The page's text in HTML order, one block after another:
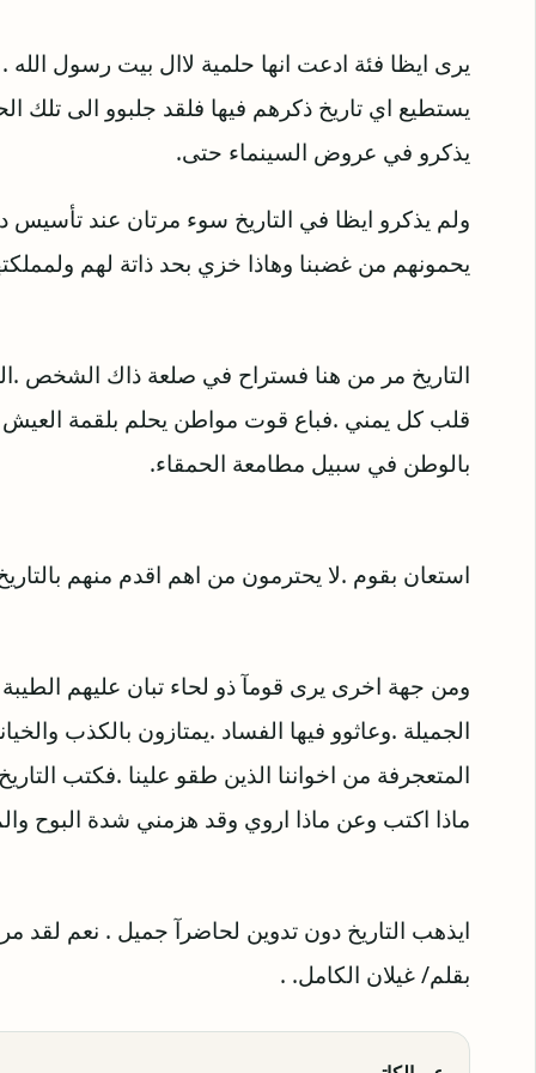
يرى ايظا فئة ادعت انها حلمية لاال بيت رسول الله .
يستطيع اي تاريخ ذكرهم فيها فلقد جلبوو الى تلك
يذكرو في عروض السينماء حتى.
ولم يذكرو ايظا في التاريخ سوء مرتان عند تأسيس
يحمونهم من غضبنا وهاذا خزي بحد ذاتة لهم
التاريخ مر من هنا فستراح في صلعة ذاك
قلب كل يمني .فباع قوت مواطن يحلم بلقمة
بالوطن في سبيل مطامعة الحمقاء.
استعان بقوم .لا يحترمون من اهم اقدم منهم
ومن جهة اخرى يرى قومآ ذو لحاء تبان عليهم
الجميلة .وعاثوو فيها الفساد .يمتازون بالكذب
المتعجرفة من اخواننا الذين طقو علينا .فكتب
ماذا اكتب وعن ماذا اروي وقد هزمني شدة البوح
ايذهب التاريخ دون تدوين لحاضرآ جميل . نعم لقد
بقلم/ غيلان الكامل. .